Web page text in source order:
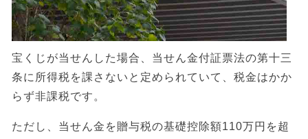
宝くじが当せんした場合、当せん金付証票法の第十三
条に所得税を課さないと定められていて、税金はかか
らず非課税です。
ただし、当せん金を贈与税の基礎控除額110万円を超